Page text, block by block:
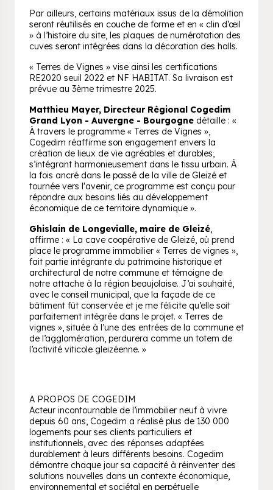
Par ailleurs, certains matériaux issus de la démolition
seront réutilisés en couche de forme et en « clin d’œil
» à l’histoire du site, les plaques de numérotation des
cuves seront intégrées dans la décoration des halls.
« Terres de Vignes » vise ainsi les certifications
RE2020 seuil 2022 et NF HABITAT. Sa livraison est
prévue au 3ème trimestre 2025.
Matthieu Mayer, Directeur Régional Cogedim
Grand Lyon - Auvergne - Bourgogne détaille : «
À travers le programme « Terres de Vignes »,
Cogedim réaffirme son engagement envers la
création de lieux de vie agréables et durables,
s’intégrant harmonieusement dans le tissu urbain. À
la fois ancré dans le passé de la ville de Gleizé et
tournée vers l'avenir, ce programme est conçu pour
répondre aux besoins liés au développement
économique de ce territoire dynamique ».
Ghislain de Longevialle, maire de Gleizé,
affirme : « La cave coopérative de Gleizé, où prend
place le programme immobilier « Terres de vignes »,
fait partie intégrante du patrimoine historique et
architectural de notre commune et témoigne de
notre attache à la région beaujolaise. J’ai souhaité,
avec le conseil municipal, que la façade de ce
bâtiment fût conservée et je me félicite qu’elle soit
parfaitement intégrée dans le projet. « Terres de
vignes », située à l’une des entrées de la commune et
de l’agglomération, perdurera comme un totem de
l’activité viticole gleizéenne. »
A PROPOS DE COGEDIM
Acteur incontournable de l’immobilier neuf à vivre
depuis 60 ans, Cogedim a réalisé plus de 130 000
logements pour ses clients particuliers et
institutionnels, avec des réponses adaptées
durablement à leurs différents besoins. Cogedim
démontre chaque jour sa capacité à réinventer des
solutions nouvelles dans un contexte économique,
environnemental et sociétal en perpétuelle